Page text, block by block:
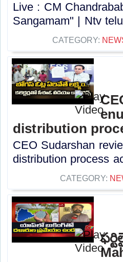
Live : CM
Sangamam" | Ntv
CATEGORY:
distribution
CEO Sudarshan
distribution process
CATEGORY: